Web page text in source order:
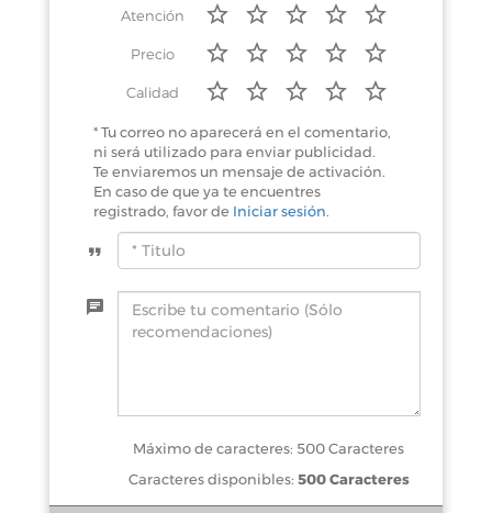
Atención
Precio
Calidad
* Tu correo no aparecerá en el comentario,
ni será utilizado para enviar publicidad.
Te enviaremos un mensaje de activación.
En caso de que ya te encuentres
registrado, favor de Iniciar sesión.
Máximo de caracteres: 500 Caracteres
Caracteres disponibles: 500 Caracteres